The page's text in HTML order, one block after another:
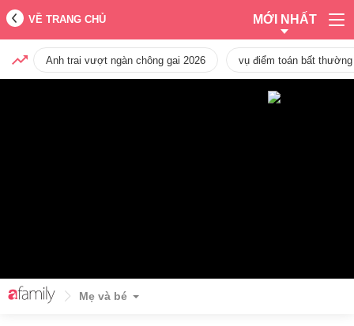
VỀ TRANG CHỦ MỚI NHẤT
Anh trai vượt ngàn chông gai 2026 vụ điểm toán bất
Mẹ và bé